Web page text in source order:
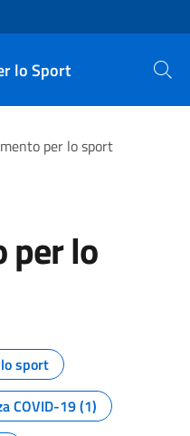
lo Sport Cerca
per lo sport
per lo
pagina
sport
COVID-19 (1)